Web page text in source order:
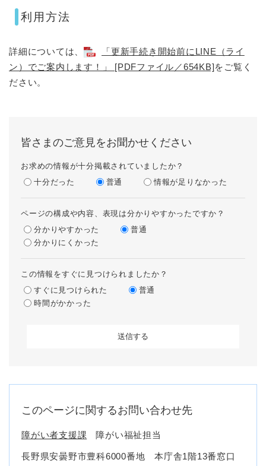
​利用方法
​詳細については、
「更新手続き開始前にLINE（ライ
ン）でご案内します！」 [PDFファイル／654KB]をご覧く
ださい。
皆さまのご意見をお聞かせください
お求めの情報が十分掲載されていましたか？
十分だった
普通 情報が足りなかった
ページの構成や内容、表現は分かりやすかったですか？
分かりやすかった
普通
分かりにくかった
この情報をすぐに見つけられましたか？
すぐに見つけられた
普通
時間がかかった
このページに関するお問い合わせ先
障がい者支援課 障がい福祉担当
長野県安曇野市豊科6000番地 本庁舎1階13番窓口